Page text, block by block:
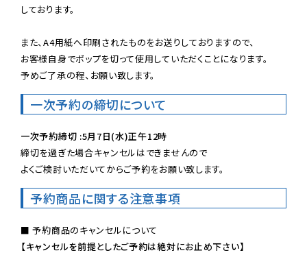
しております。
また、A4用紙へ印刷されたものをお送りしておりますので、
お客様自身でポップを切って使用していただくことになります。
予めご了承の程、お願い致します。
一次予約の締切について
一次予約締切 :5月7日(水)正午12時
締切を過ぎた場合キャンセルはできませんので
よくご検討いただいてからご予約をお願い致します。
予約商品に関する注意事項
【キャンセルを前提としたご予約は絶対にお止め下さい】